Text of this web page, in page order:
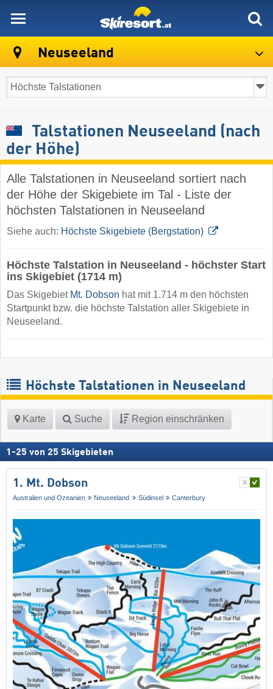
Neuseeland
Talstationen Neuseeland (nach
der Höhe)
Alle Talstationen in Neuseeland sortiert nach
der Höhe der Skigebiete im Tal - Liste der
höchsten Talstationen in Neuseeland
Siehe auch: Höchste Skigebiete (Bergstation)
Höchste Talstation in Neuseeland - höchster Start
ins Skigebiet (1714 m)
Das Skigebiet Mt. Dobson hat mit 1.714 m den höchsten
Startpunkt bzw. die höchste Talstation aller Skigebiete in
Neuseeland.
Höchste Talstationen in Neuseeland
Karte Suche Region einschränken
1 -25 von 25 Skigebieten
1. Mt. Dobson
Australien und Ozeanien Neuseeland Südinsel Canterbury